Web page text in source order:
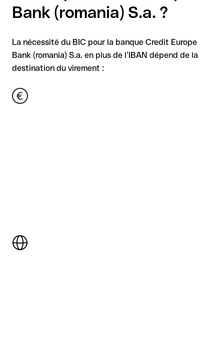
Bank (romania) S.a. ?
La nécessité du BIC pour la banque Credit Europe
Bank (romania) S.a. en plus de l’IBAN dépend de la
destination du virement :